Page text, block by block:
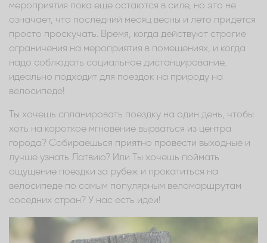
мероприятия пока еще остаются в силе, но это не
означает, что последний месяц весны и лето придется
просто проскучать. Время, когда действуют строгие
ограничения на мероприятия в помещениях, и когда
надо соблюдать социальное дистанцирование,
идеально подходит для поездок на природу на
велосипеде!
Ты хочешь спланировать поездку на один день, чтобы
хоть на короткое мгновение вырваться из центра
города? Собираешься приятно провести выходные и
лучше узнать Латвию? Или Ты хочешь поймать
ощущение поездки за рубеж и прокатиться на
велосипеде по самым популярным веломаршрутам
соседних стран? У нас есть идеи!